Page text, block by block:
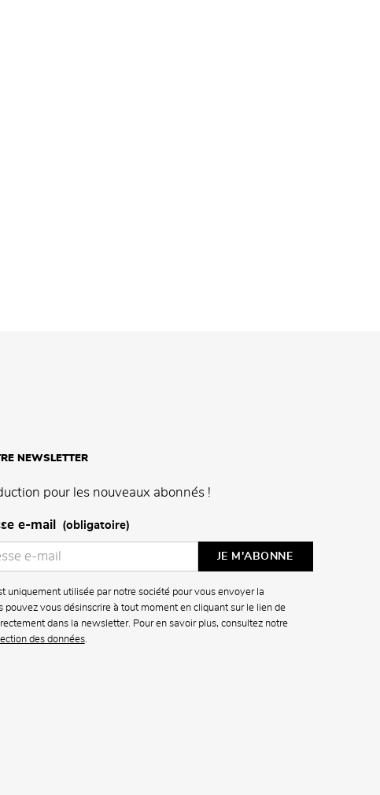
NEWSLETTER
pour les nouveaux abonnés !
e-mail (obligatoire)
uniquement utilisée par notre société pour vous envoyer la
pouvez vous désinscrire à tout moment en cliquant sur le lien de
dans la newsletter. Pour en savoir plus, consultez notre
des données.